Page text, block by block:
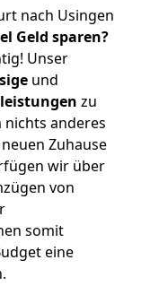
nach Usingen
Geld sparen?
Unser
und
zu
nichts anderes
Zuhause
wir über
von
somit
eine